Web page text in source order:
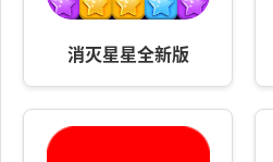
消灭星星全新版